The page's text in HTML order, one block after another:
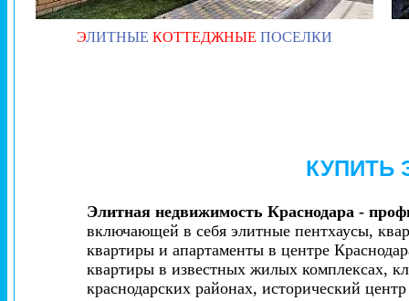
ЭЛИТНЫЕ КОТТЕДЖНЫЕ ПОСЕЛКИ
КУПИТЬ
Элитная недвижимость Краснодара -
включающей в себя элитные пентхаусы,
квартиры и апартаменты в центре
квартиры в известных жилых комплексах,
краснодарских районах, исторический